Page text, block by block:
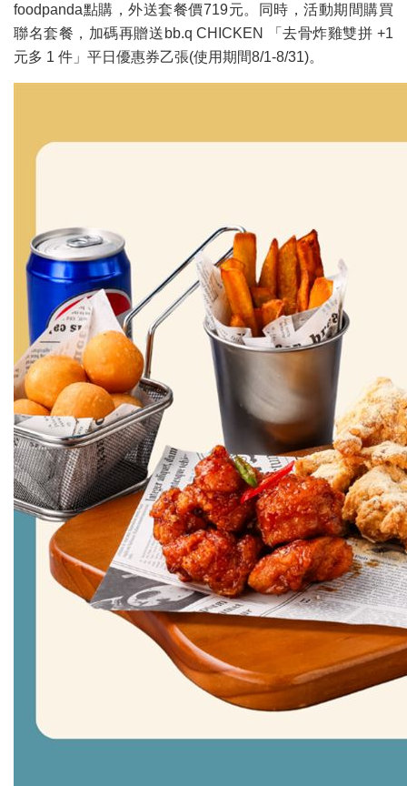
foodpanda點購，外送套餐價719元。同時，活動期間購買
聯名套餐，加碼再贈送bb.q CHICKEN 「去骨炸雞雙拼 +1
元多 1 件」平日優惠券乙張(使用期間8/1-8/31)。